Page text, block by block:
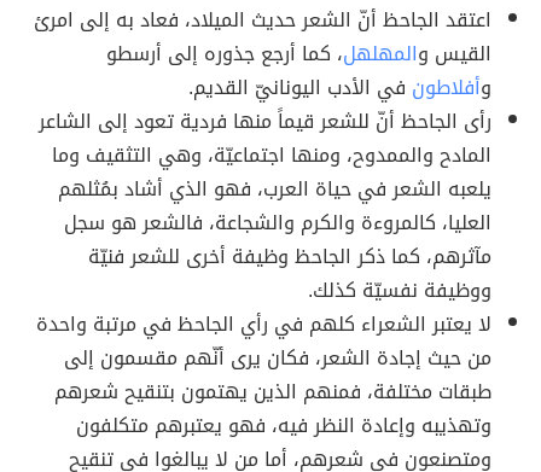
اعتقد الجاحظ أنّ الشعر حديث الميلاد، فعاد به إلى امرئ
القيس والمهلهل، كما أرجع جذوره إلى أرسطو
وأفلاطون في الأدب اليونانيّ القديم.
رأى الجاحظ أنّ للشعر قيماً منها فردية تعود إلى الشاعر
المادح والممدوح، ومنها اجتماعيّة، وهي التثقيف وما
يلعبه الشعر في حياة العرب، فهو الذي أشاد بمُثلهم
العليا، كالمروءة والكرم والشجاعة، فالشعر هو سجل
مآثرهم، كما ذكر الجاحظ وظيفة أخرى للشعر فنيّة
ووظيفة نفسيّة كذلك.
لا يعتبر الشعراء كلهم في رأي الجاحظ في مرتبة واحدة
من حيث إجادة الشعر، فكان يرى أنّهم مقسمون إلى
طبقات مختلفة، فمنهم الذين يهتمون بتنقيح شعرهم
وتهذيبه وإعادة النظر فيه، فهو يعتبرهم متكلفون
ومتصنعون في شعرهم، أما من لا يبالغوا في تنقيح